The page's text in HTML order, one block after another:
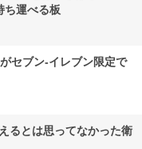
ち運べる板
セブン‐イレブン限定で
るとは思ってなかった衛